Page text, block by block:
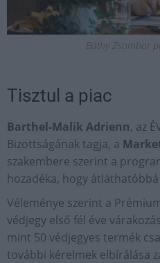
Báthy Zsombor
Tisztul a piac
Barthel-Malik Adrienn, az
Bizottságának tagja, a
szakembere szerint a
hozadéka, hogy
Véleménye szerint a
védjegy első fél éve
mint 50 védjegyes termék
további kérelmek elbírálása